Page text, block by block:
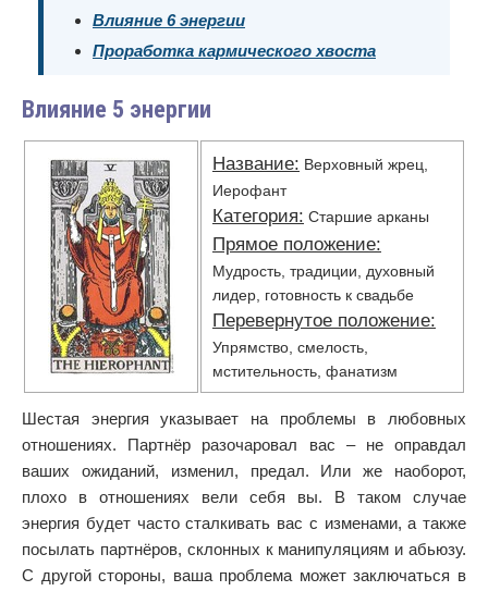
Влияние 6 энергии
Проработка кармического хвоста
Влияние 5 энергии
Название: Верховный жрец,
Иерофант
Категория: Старшие арканы
Прямое положение:
Мудрость, традиции, духовный
лидер, готовность к свадьбе
Перевернутое положение:
Упрямство, смелость,
мстительность, фанатизм
Шестая энергия указывает на проблемы в любовных
отношениях. Партнёр разочаровал вас – не оправдал
ваших ожиданий, изменил, предал. Или же наоборот,
плохо в отношениях вели себя вы. В таком случае
энергия будет часто сталкивать вас с изменами, а также
посылать партнёров, склонных к манипуляциям и абьюзу.
С другой стороны, ваша проблема может заключаться в